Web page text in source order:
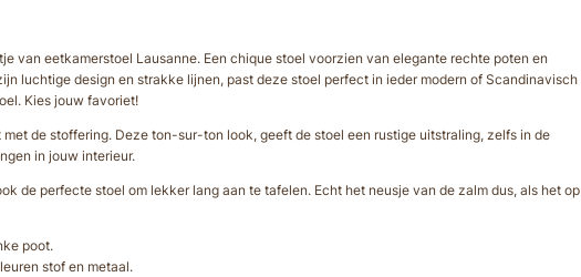
van eetkamerstoel Lausanne. Een chique stoel voorzien van elegante rechte poten en
luchtige design en strakke lijnen, past deze stoel perfect in ieder modern of Scandinavisch
Kies jouw favoriet!
de stoffering. Deze ton-sur-ton look, geeft de stoel een rustige uitstraling, zelfs in de
in jouw interieur.
de perfecte stoel om lekker lang aan te tafelen. Echt het neusje van de zalm dus, als het op
poot.
stof en metaal.